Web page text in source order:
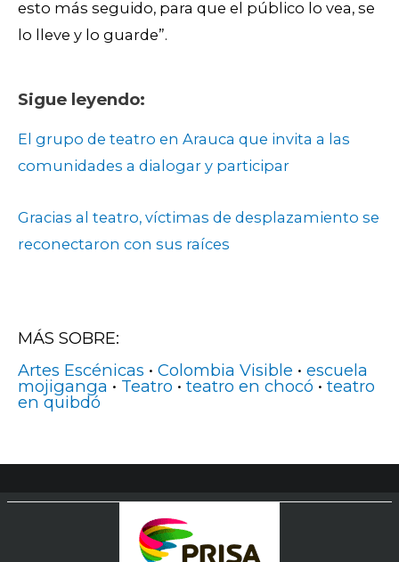
esto más seguido, para que el público lo vea, se
lo lleve y lo guarde”.
Sigue leyendo:
El grupo de teatro en Arauca que invita a las
comunidades a dialogar y participar
Gracias al teatro, víctimas de desplazamiento se
reconectaron con sus raíces
MÁS SOBRE:
Artes Escénicas • Colombia Visible • escuela
mojiganga • Teatro • teatro en chocó • teatro
en quibdó